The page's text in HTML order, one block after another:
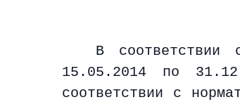
В соответствии
15.05.2014 по
соответствии с